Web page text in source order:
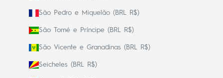
São Pedro e Miquelão (BRL R$)
São Tomé e Príncipe (BRL R$)
São Vicente e Granadinas (BRL R$)
Seicheles (BRL R$)